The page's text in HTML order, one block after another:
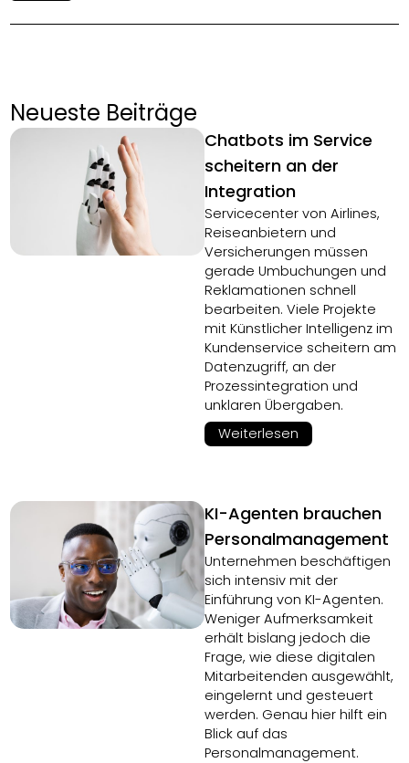
Neueste Beiträge
Chatbots im Service
scheitern an der
Integration
Servicecenter von Airlines,
Reiseanbietern und
Versicherungen müssen
gerade Umbuchungen und
Reklamationen schnell
bearbeiten. Viele Projekte
mit Künstlicher Intelligenz im
Kundenservice scheitern am
Datenzugriff, an der
Prozessintegration und
unklaren Übergaben.
Weiterlesen
KI-Agenten brauchen
Personalmanagement
Unternehmen beschäftigen
sich intensiv mit der
Einführung von KI-Agenten.
Weniger Aufmerksamkeit
erhält bislang jedoch die
Frage, wie diese digitalen
Mitarbeitenden ausgewählt,
eingelernt und gesteuert
werden. Genau hier hilft ein
Blick auf das
Personalmanagement.